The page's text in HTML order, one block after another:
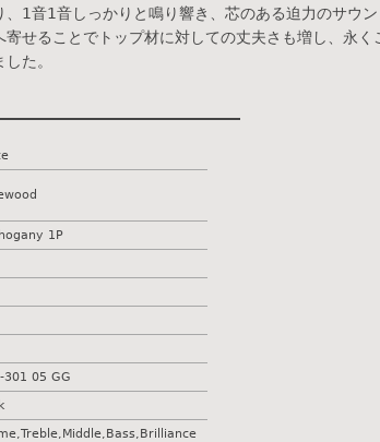
、1音1音しっかりと鳴り響き、芯のある迫力のサウ
せることでトップ材に対しての丈夫さも増し、永く
た。
1P
301 05 GG